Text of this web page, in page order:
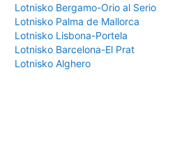
Lotnisko Bergamo-Orio al Serio
Lotnisko Palma de Mallorca
Lotnisko Lisbona-Portela
Lotnisko Barcelona-El Prat
Lotnisko Alghero